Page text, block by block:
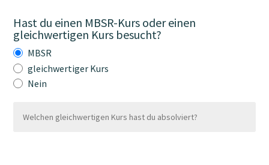
Hast du einen MBSR-Kurs oder einen
gleichwertigen Kurs besucht?
MBSR
gleichwertiger Kurs
Nein